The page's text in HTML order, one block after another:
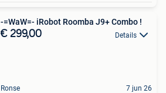
-=WaW=- iRobot Roomba J9+ Combo !
€ 299,00 Details
Ronse 7 jun 26